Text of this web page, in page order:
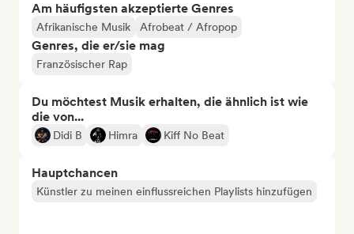
Am häufigsten akzeptierte Genres
Afrikanische Musik Afrobeat / Afropop
Genres, die er/sie mag
Französischer Rap
Du möchtest Musik erhalten, die ähnlich ist wie
die von...
Didi B Himra Kiff No Beat
Hauptchancen
Künstler zu meinen einflussreichen Playlists hinzufügen